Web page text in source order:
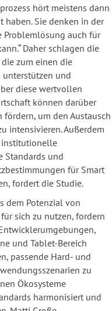
hört meistens dann
haben. Sie denken in der
Problemlösung auch für
Daher schlagen die
zum einen die
unterstützen und
diese wertvollen
können darüber
um den Austausch
intensivieren. Außerdem
institutionelle
Standards und
für Smart
fordert die Studie.
dem Potenzial von
sich zu nutzen, fordern
und Tablet-Bereich
passende Hard- und
zu
Ökosysteme
harmonisiert und